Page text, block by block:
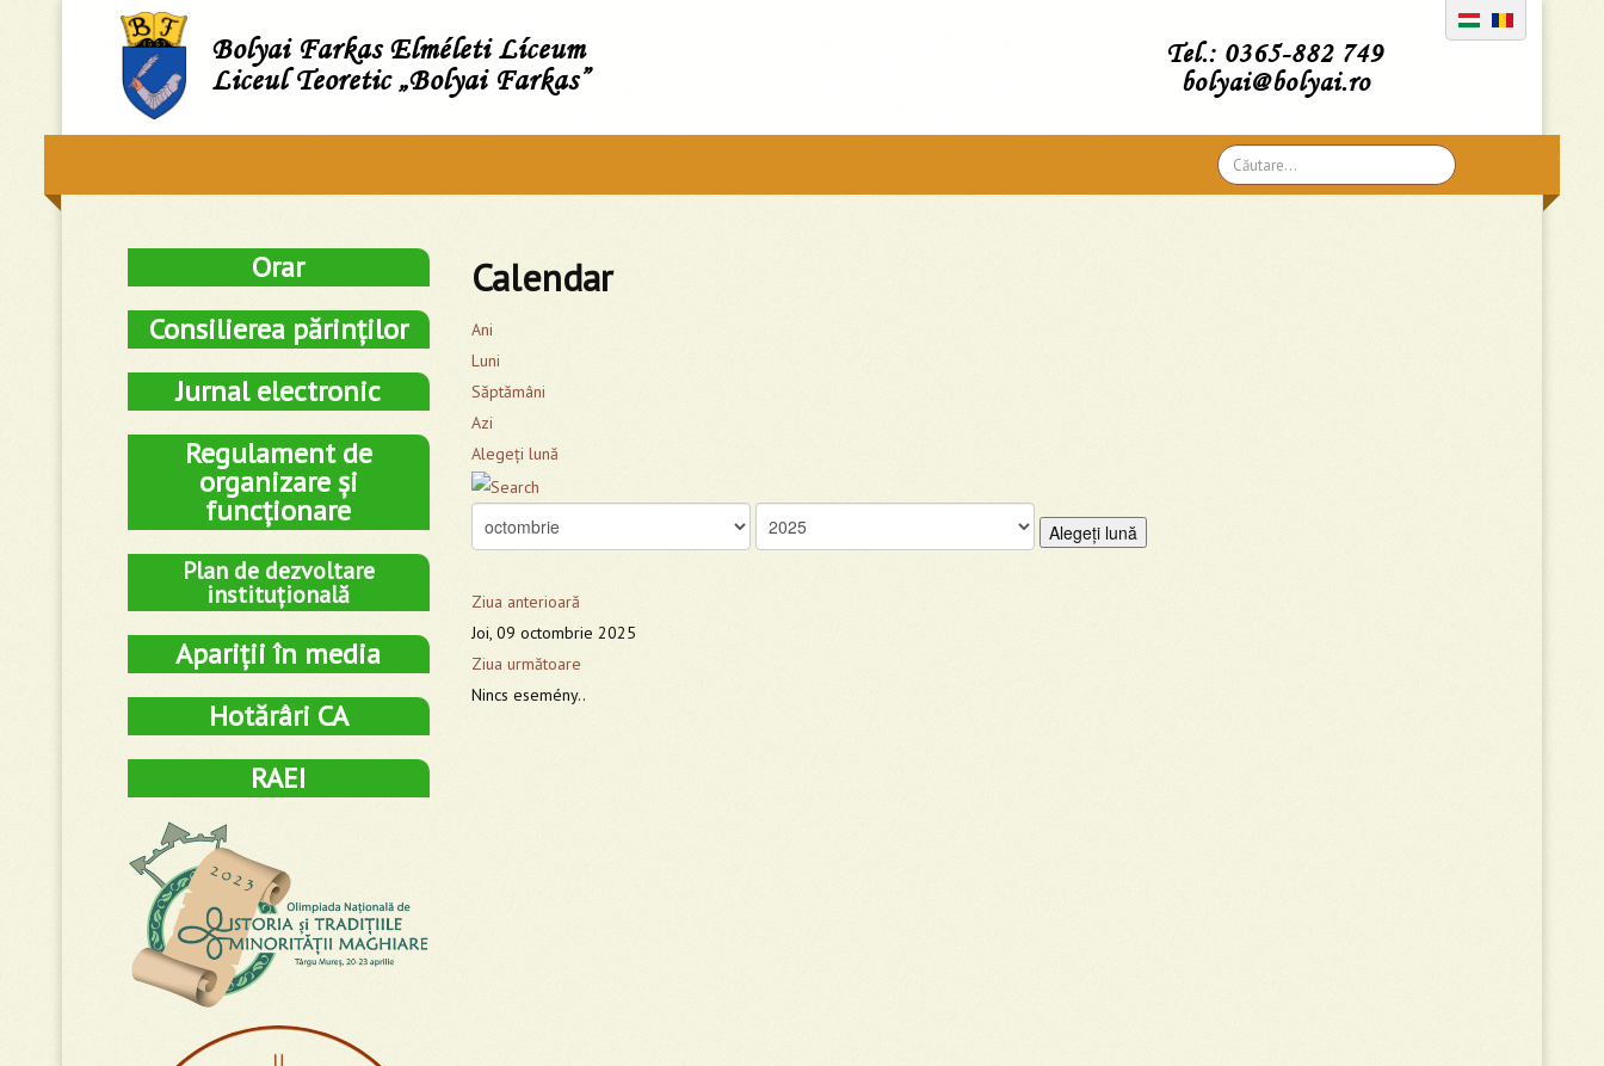
Bolyai Farkas Elméleti Líceum
Liceul Teoretic „Bolyai Farkas”
Tel.: 0365-882 749
bolyai@bolyai.ro
Căutare
...
Calendar
Ani
Luni
Săptămâni
Azi
Alegeţi lună
Alegeţi lună
Ziua anterioară
Joi, 09 octombrie 2025
Ziua următoare
Nincs esemény..
Orar
Consilierea părinților
Jurnal electronic
Regulament de
organizare și
funcționare
Plan de dezvoltare
instituțională
Apariții în media
Hotărâri CA
RAEI